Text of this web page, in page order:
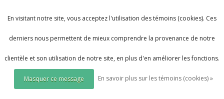
En visitant notre site, vous acceptez l'utilisation des témoins (cookies). Ces
derniers nous permettent de mieux comprendre la provenance de notre
clientèle et son utilisation de notre site, en plus d'en améliorer les fonctions.
Masquer ce message En savoir plus sur les témoins (cookies) »